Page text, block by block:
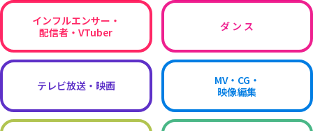
インフルエンサー・
配信者・VTuber
ダ ン ス
テレビ放送・映画
MV・CG・
映像編集